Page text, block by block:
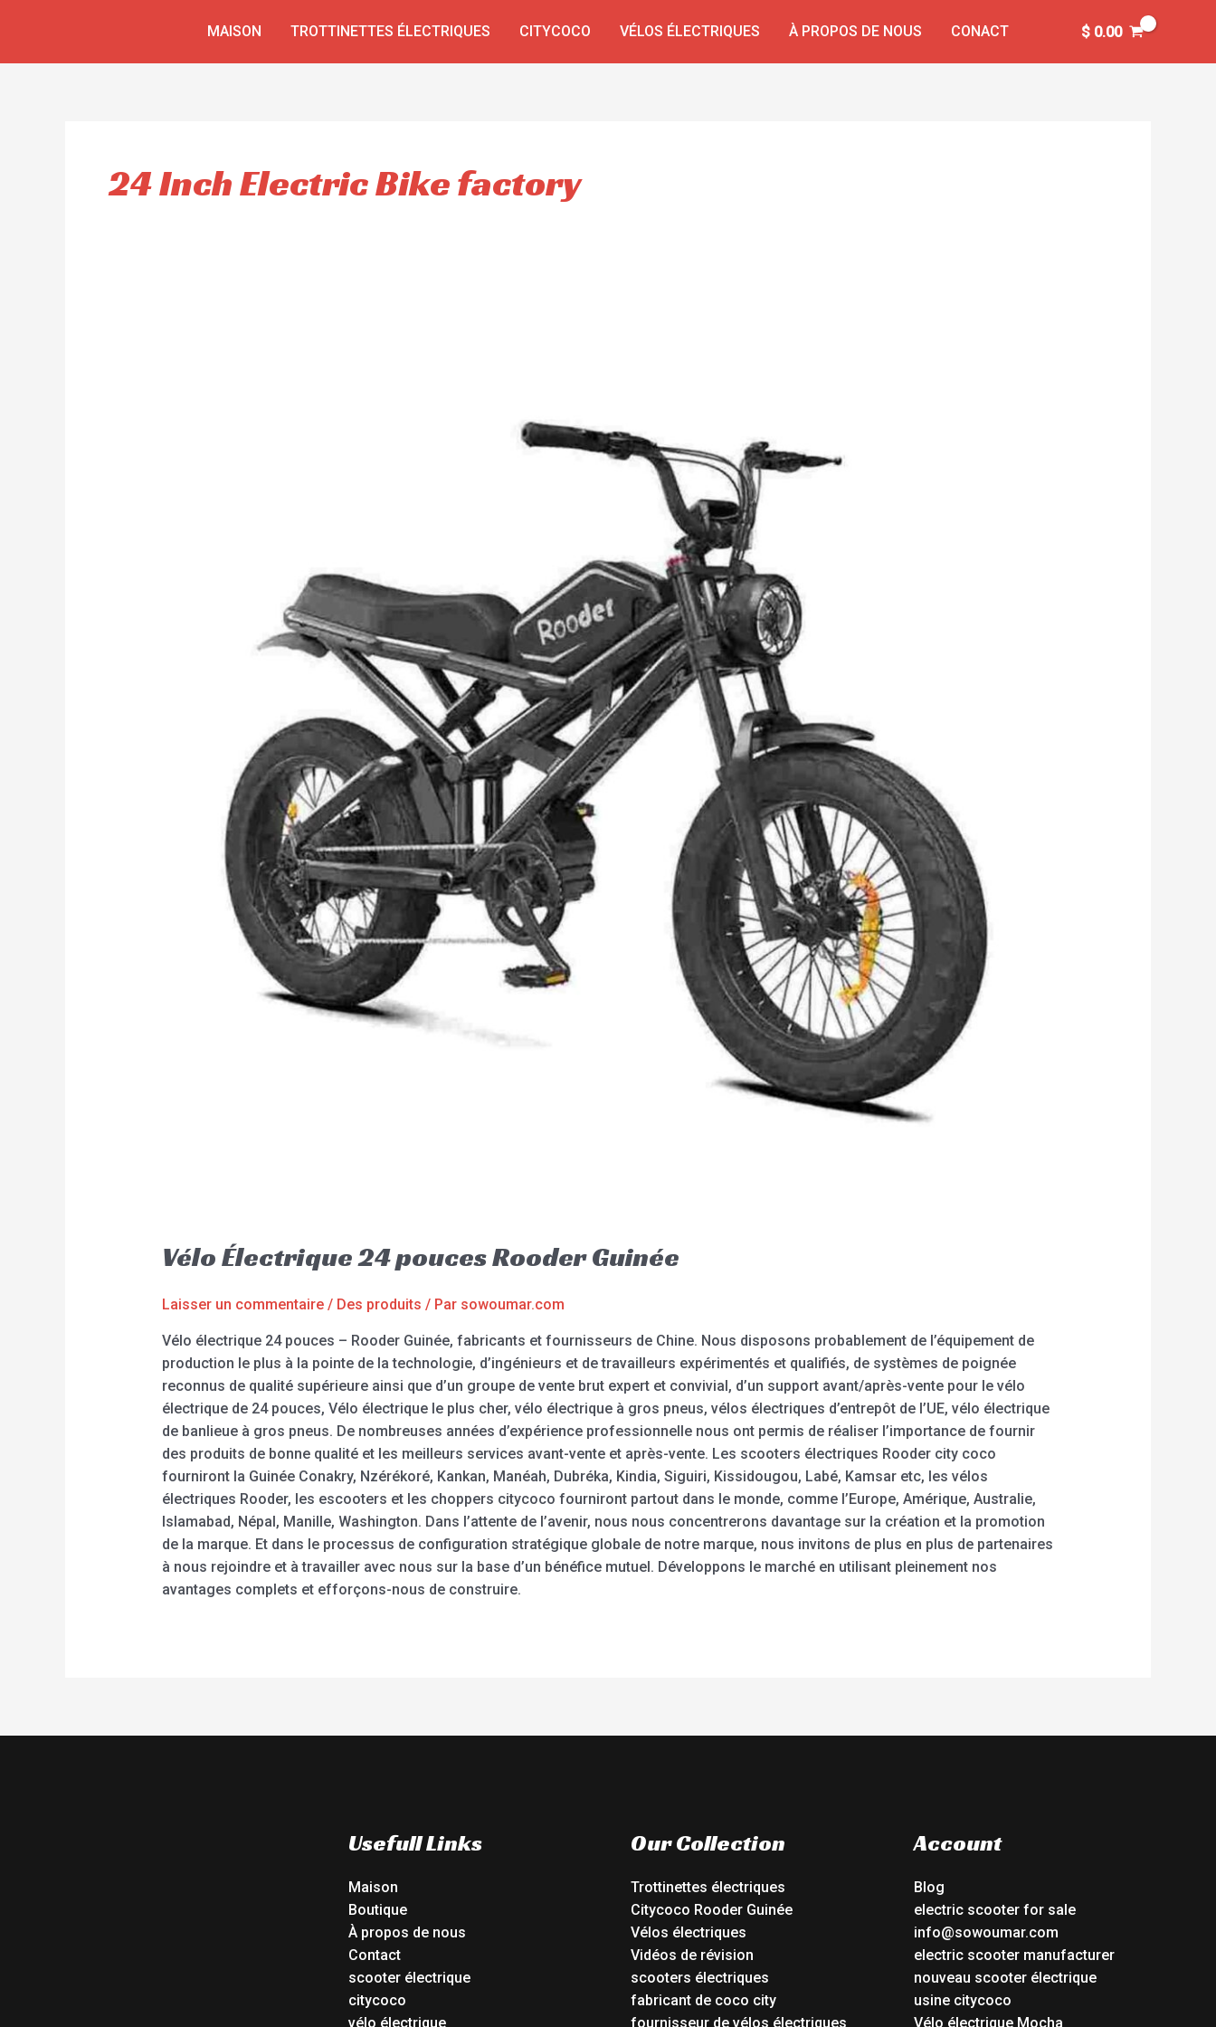
MAISON TROTTINETTES ÉLECTRIQUES CITYCOCO VÉLOS ÉLECTRIQUES À PROPOS DE NOUS CONACT $0.00
24 Inch Electric Bike factory
Vélo Électrique 24 pouces Rooder Guinée
Laisser un commentaire / Des produits / Par sowoumar.com
Vélo électrique 24 pouces – Rooder Guinée, fabricants et fournisseurs de Chine. Nous disposons probablement de l’équipement de
production le plus à la pointe de la technologie, d’ingénieurs et de travailleurs expérimentés et qualifiés, de systèmes de poignée
reconnus de qualité supérieure ainsi que d’un groupe de vente brut expert et convivial, d’un support avant/après-vente pour le vélo
électrique de 24 pouces, Vélo électrique le plus cher, vélo électrique à gros pneus, vélos électriques d’entrepôt de l’UE, vélo électrique
de banlieue à gros pneus. De nombreuses années d’expérience professionnelle nous ont permis de réaliser l’importance de fournir
des produits de bonne qualité et les meilleurs services avant-vente et après-vente. Les scooters électriques Rooder city coco
fourniront la Guinée Conakry, Nzérékoré, Kankan, Manéah, Dubréka, Kindia, Siguiri, Kissidougou, Labé, Kamsar etc, les vélos
électriques Rooder, les escooters et les choppers citycoco fourniront partout dans le monde, comme l’Europe, Amérique, Australie,
Islamabad, Népal, Manille, Washington. Dans l’attente de l’avenir, nous nous concentrerons davantage sur la création et la promotion
de la marque. Et dans le processus de configuration stratégique globale de notre marque, nous invitons de plus en plus de partenaires
à nous rejoindre et à travailler avec nous sur la base d’un bénéfice mutuel. Développons le marché en utilisant pleinement nos
avantages complets et efforçons-nous de construire.
Usefull Links
Maison
Boutique
À propos de nous
Contact
scooter électrique
citycoco
vélo électrique
Our Collection
Trottinettes électriques
Citycoco Rooder Guinée
Vélos électriques
Vidéos de révision
scooters électriques
fabricant de coco city
fournisseur de vélos électriques
Account
Blog
electric scooter for sale
info@sowoumar.com
electric scooter manufacturer
nouveau scooter électrique
usine citycoco
Vélo électrique Mocha